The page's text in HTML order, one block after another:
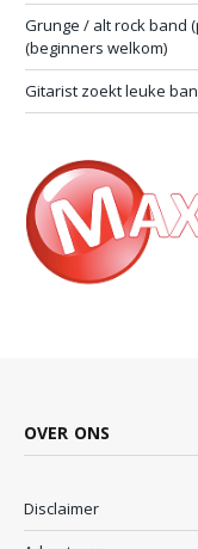
Grunge / alt rock band
(beginners welkom)
Gitarist zoekt leuke
OVER ONS
Disclaimer